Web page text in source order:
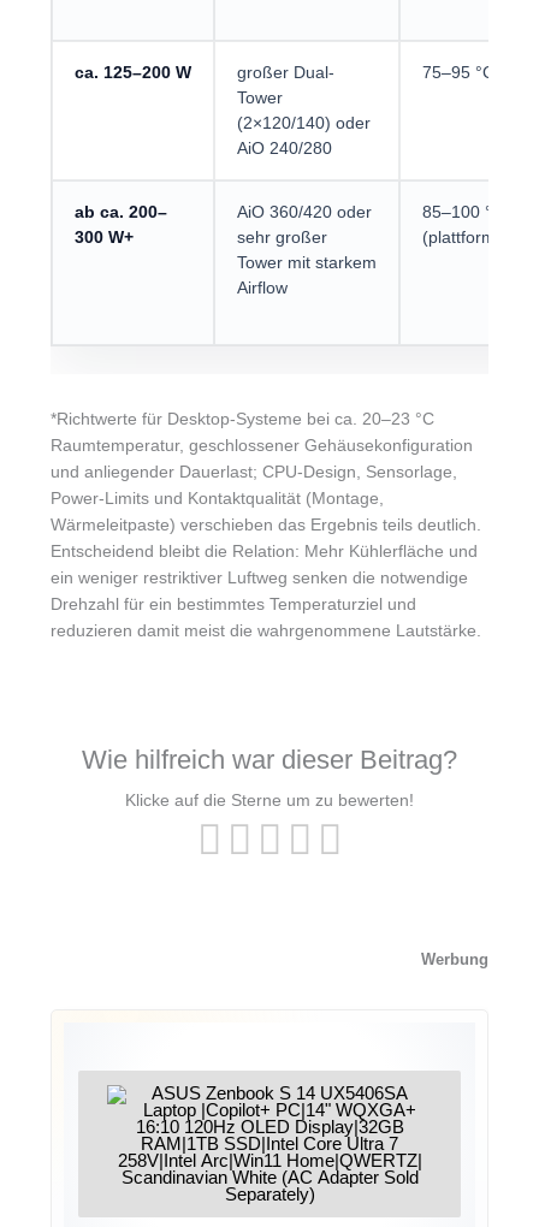
ca. 125–200 W
großer Dual-
Tower
(2×120/140) oder
AiO 240/280
75–95 °C
ab ca. 200–
300 W+
AiO 360/420 oder
sehr großer
Tower mit starkem
Airflow
85–100 °C
*Richtwerte für Desktop-Systeme bei ca. 20–23 °C
Raumtemperatur, geschlossener Gehäusekonfiguration
und anliegender Dauerlast; CPU-Design, Sensorlage,
Power-Limits und Kontaktqualität (Montage,
Wärmeleitpaste) verschieben das Ergebnis teils deutlich.
Entscheidend bleibt die Relation: Mehr Kühlerfläche und
ein weniger restriktiver Luftweg senken die notwendige
Drehzahl für ein bestimmtes Temperaturziel und
reduzieren damit meist die wahrgenommene Lautstärke.
Wie hilfreich war dieser Beitrag?
Klicke auf die Sterne um zu bewerten!
Werbung